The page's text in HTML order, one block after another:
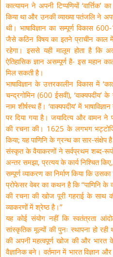
कात्यायन ने अपनी टिप्पणियों
किया था और उनकी व्याख्या पतंजलि ने अपने
थी। भाषाविज्ञान का सम्पूर्ण विकास
जैसे कठिन विषय का इतने प्राचीन काल
रहेगा। इससे यही मालूम होता है कि
ऐतिहासिक ज्ञान असम्पूर्ण है- इस महान
मिल सकती है।
भाषाविज्ञान के उत्तरकालीन विकास में
चन्द्रगोमिन (600 ईसवी), ‘वाक्यपदीय’ के
नाम शीर्षस्थ हैं। ‘वाक्यपदीय’ में
पर दिया गया है। जयादित्य और वामन ने
की रचना की। 1625 के लगभग भट्टोजि
किया; यह पाणिनि के ग्रन्थ का सार-संक्षेप
संस्कृत के वैयाकरणों ने सर्वप्रथम शब्द-
अन्तर समझा, प्रत्यय के कार्य निश्चित
सम्पूर्ण व्याकरण का निर्माण किया कि
प्रोफेसर वेबर का कथन है कि ‘‘पाणिनि
की रचना की खोज पूरी गहराई के
व्याकरणों में श्रेष्ठ है।’’
यह कोई संयोग नहीं कि स्वतंत्रता
सांस्कृतिक मूल्यों की पुनः स्थापना हो
की अपनी महत्वपूर्ण खोज की और भारत
वैज्ञानिक बने। वर्तमान में भारत विज्ञान